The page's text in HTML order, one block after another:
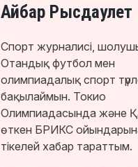
Айбар Рысдаулет
Спорт журналисі,
Отандық футбол мен
олимпиадалық спорт
бақылаймын. Токио
Олимпиадасында және
өткен БРИКС
тікелей хабар тараттым.